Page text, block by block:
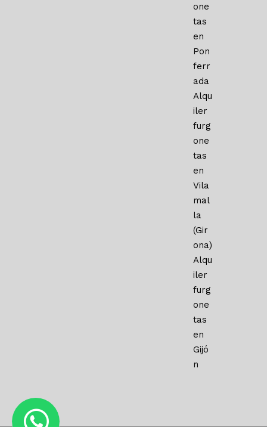
one
tas
en
Pon
ferr
ada
Alqu
iler
furg
one
tas
en
Vila
mal
la
(Gir
ona)
Alqu
iler
furg
one
tas
en
Gijó
n